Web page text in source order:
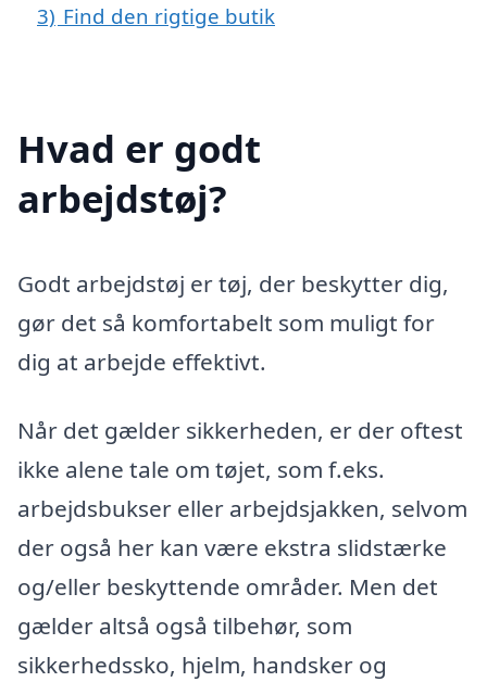
3) Find den rigtige butik
Hvad er godt
arbejdstøj?
Godt arbejdstøj er tøj, der beskytter dig,
gør det så komfortabelt som muligt for
dig at arbejde effektivt.
Når det gælder sikkerheden, er der oftest
ikke alene tale om tøjet, som f.eks.
arbejdsbukser eller arbejdsjakken, selvom
der også her kan være ekstra slidstærke
og/eller beskyttende områder. Men det
gælder altså også tilbehør, som
sikkerhedssko, hjelm, handsker og